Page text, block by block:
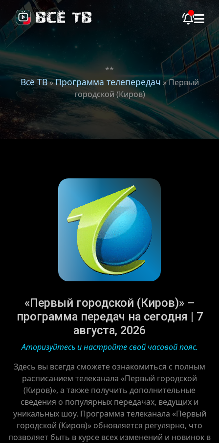
**
Всё ТВ»Программа телепередач » Первый
городской (Киров)
«Первый городской (Киров)» –
программа передач на сегодня | 7
августа, 2026
Аторизуйтесь и настройте свой часовой пояс.
Здесь вы всегда сможете ознакомиться с полным
расписанием телеканала «Первый городской
(Киров)», а также получить дополнительные
сведения о популярных передачах, ведущих и
уникальных шоу. Программа телеканала «Первый
городской (Киров)» обновляется регулярно, что
позволяет быть в курсе всех изменений и новинок в